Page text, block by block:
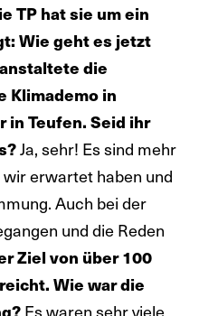
TP hat sie um ein
Wie geht es jetzt
die
Klimademo in
in Teufen. Seid ihr
Ja, sehr! Es sind mehr
erwartet haben und
Auch bei der
und die Reden
Ziel von über 100
Wie war die
Es waren sehr viele